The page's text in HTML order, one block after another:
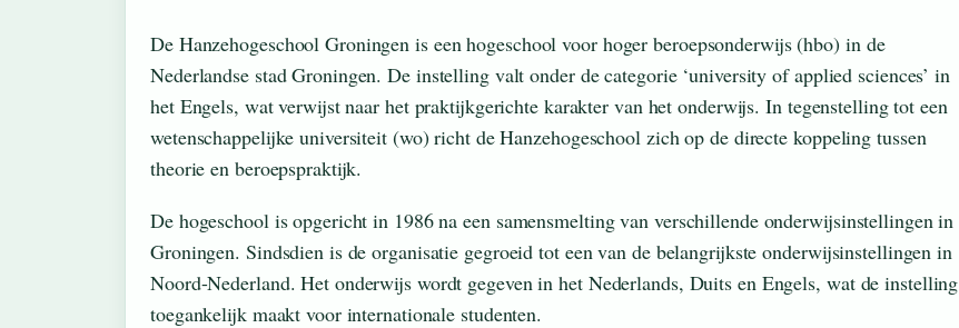
De Hanzehogeschool Groningen is een hogeschool voor hoger beroepsonderwijs (hbo) in de
Nederlandse stad Groningen. De instelling valt onder de categorie ‘university of applied sciences’ in
het Engels, wat verwijst naar het praktijkgerichte karakter van het onderwijs. In tegenstelling tot een
wetenschappelijke universiteit (wo) richt de Hanzehogeschool zich op de directe koppeling tussen
theorie en beroepspraktijk.
De hogeschool is opgericht in 1986 na een samensmelting van verschillende onderwijsinstellingen in
Groningen. Sindsdien is de organisatie gegroeid tot een van de belangrijkste onderwijsinstellingen in
Noord-Nederland. Het onderwijs wordt gegeven in het Nederlands, Duits en Engels, wat de instelling
toegankelijk maakt voor internationale studenten.